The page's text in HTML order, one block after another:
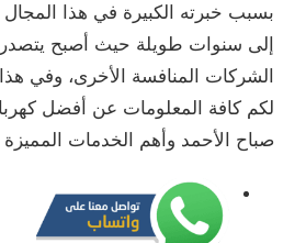
بسبب خبرته الكبيرة في هذا
إلى سنوات طويلة حيث أصبح يتصدر
الشركات المنافسة الأخرى، وفي
لكم كافة المعلومات عن أفضل
صباح الأحمد وأهم الخدمات المميزة